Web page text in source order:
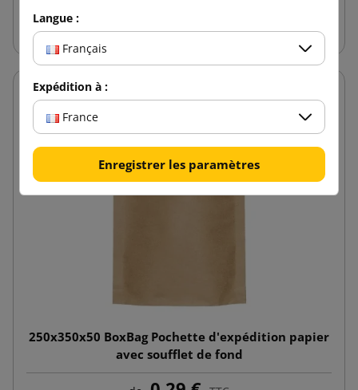
250x350x50 BoxBag Pochette d'expédition papier
avec soufflet de fond
Langue :
Français
Expédition à :
France
Enregistrer les paramètres